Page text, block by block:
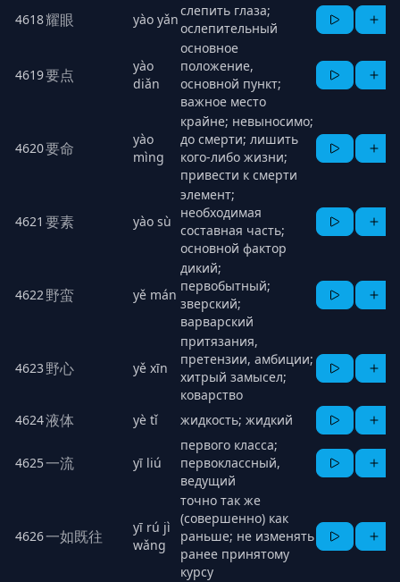
4618耀眼 yào yǎn
слепить глаза;
ослепительный
4619要点
yào
diǎn
основное
положение,
основной пункт;
важное место
4620要命
yào
mìng
крайне; невыносимо;
до смерти; лишить
кого-либо жизни;
привести к смерти
4621 要素 yào sù
элемент;
необходимая
составная часть;
основной фактор
4622野蛮 yě mán
дикий;
первобытный;
зверский;
варварский
4623野心 yě xīn
притязания,
претензии, амбиции;
хитрый замысел;
коварство
4624液体 yè tǐ жидкость; жидкий
4625一流 yī liú
первого класса;
первоклассный,
ведущий
4626一如既往
yī rú jì
wǎng
точно так же
(совершенно) как
раньше; не изменять
ранее принятому
курсу